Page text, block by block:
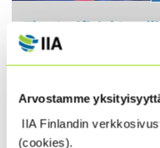
Arvostamme
IIA Finlandin
(cookies).
Part I: Understanding,
When ChatGPT was